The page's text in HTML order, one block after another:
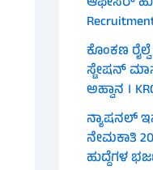
ಕೊಂಕಣ
ಸ್ಟೇಷನ್
ಅಹ್ವಾನ ।
ನ್ಯಾಷನಲ್
ನೇಮಕಾತಿ
ಹುದ್ದೆಗಳ